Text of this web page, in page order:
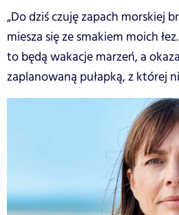
„Do dziś czuję zapach morskiej
miesza się ze smakiem moich
to będą wakacje marzeń, a
zaplanowaną pułapką, z której